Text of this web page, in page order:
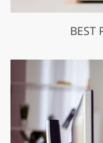
BEST